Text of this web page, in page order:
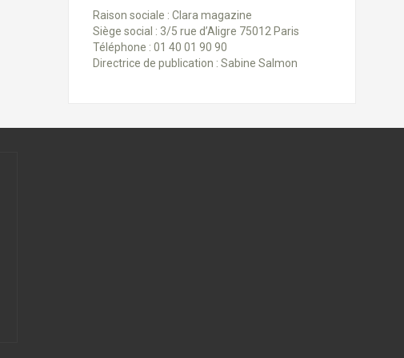
Raison sociale : Clara magazine
Siège social : 3/5 rue d’Aligre 75012 Paris
Téléphone : 01 40 01 90 90
Directrice de publication : Sabine Salmon